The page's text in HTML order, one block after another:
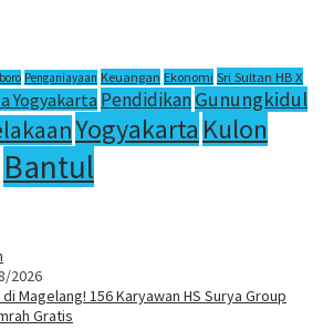
Penganiayaan Keuangan Ekonomi Sri Sultan HB X
Yogyakarta PendidikanGunungkidul
Yogyakarta Kulon
Bantul
2026
Magelang! 156 Karyawan HS Surya Group
Gratis